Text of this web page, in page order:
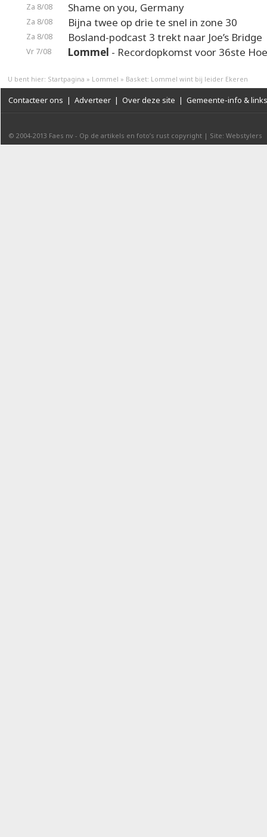
Za 8/08 Shame on you, Germany
Za 8/08 Bijna twee op drie te snel in zone 30
Za 8/08 Bosland-podcast 3 trekt naar Joe’s Bridge
Vr 7/08 Lommel - Recordopkomst voor 36ste
U bent hier: Startpagina » Lommel » Basket: Lommel wint bij leider Ekeren
Contacteer ons | Adverteer | Over deze site | Gemeente-info & links
© 2004-2013 Faes nv - Op de artikels en foto’s rust copyright | Site: Webstylers